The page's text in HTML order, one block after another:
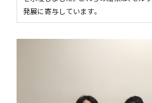
発展に寄与しています。